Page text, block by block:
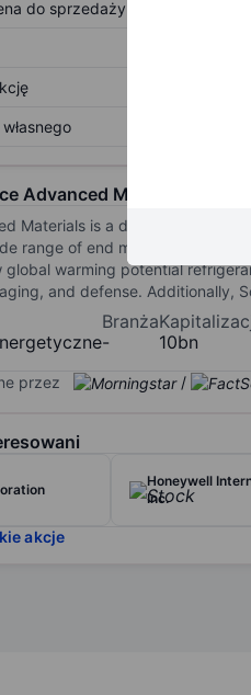
do sprzedaży
Advanced Materials Inc
Materials is a diversified
range of end markets. Its
global warming potential
and defense. Additionally,
Branża
-
10bn
przez /
Honeywell
Inc.
akcje